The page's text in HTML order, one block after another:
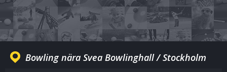
Bowling nära Svea Bowlinghall / Stockholm